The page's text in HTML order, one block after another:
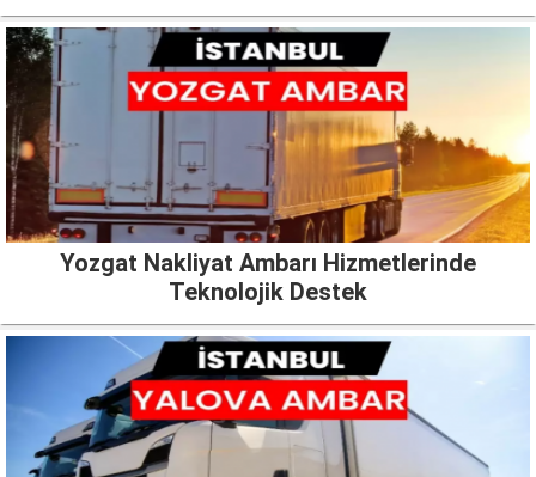
Yozgat Nakliyat Ambarı Hizmetlerinde
Teknolojik Destek